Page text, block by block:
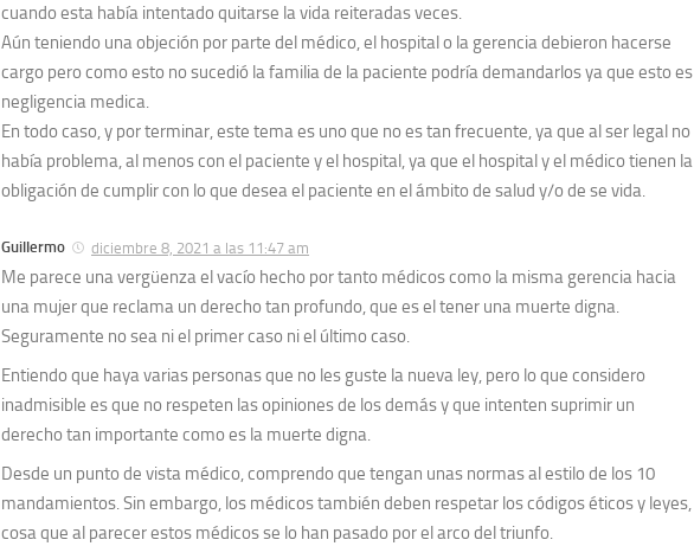
cuando esta había intentado quitarse la vida reiteradas veces.
Aún teniendo una objeción por parte del médico, el hospital o la gerencia debieron hacerse
cargo pero como esto no sucedió la familia de la paciente podría demandarlos ya que esto es
negligencia medica.
En todo caso, y por terminar, este tema es uno que no es tan frecuente, ya que al ser legal no
había problema, al menos con el paciente y el hospital, ya que el hospital y el médico tienen la
obligación de cumplir con lo que desea el paciente en el ámbito de salud y/o de se vida.
Guillermo diciembre 8, 2021 a las 11:47 am
Me parece una vergüenza el vacío hecho por tanto médicos como la misma gerencia hacia
una mujer que reclama un derecho tan profundo, que es el tener una muerte digna.
Seguramente no sea ni el primer caso ni el último caso.
Entiendo que haya varias personas que no les guste la nueva ley, pero lo que considero
inadmisible es que no respeten las opiniones de los demás y que intenten suprimir un
derecho tan importante como es la muerte digna.
Desde un punto de vista médico, comprendo que tengan unas normas al estilo de los 10
mandamientos. Sin embargo, los médicos también deben respetar los códigos éticos y leyes,
cosa que al parecer estos médicos se lo han pasado por el arco del triunfo.